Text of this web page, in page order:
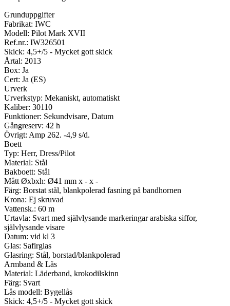
Grunduppgifter
Fabrikat: IWC
Modell: Pilot Mark XVII
Ref.nr.: IW326501
Skick: 4,5+/5 - Mycket gott skick
Årtal: 2013
Box: Ja
Cert: Ja (ES)
Urverk
Urverkstyp: Mekaniskt, automatiskt
Kaliber: 30110
Funktioner: Sekundvisare, Datum
Gångreserv: 42 h
Övrigt: Amp 262. -4,9 s/d.
Boett
Typ: Herr, Dress/Pilot
Material: Stål
Bakboett: Stål
Mått Øxbxh: Ø41 mm x - x -
Färg: Borstat stål, blankpolerad fasning på bandhornen
Krona: Ej skruvad
Vattensk.: 60 m
Urtavla: Svart med självlysande markeringar arabiska siffor,
självlysande visare
Datum: vid kl 3
Glas: Safirglas
Glasring: Stål, borstad/blankpolerad
Armband & Lås
Material: Läderband, krokodilskinn
Färg: Svart
Lås modell: Bygellås
Skick: 4,5+/5 - Mycket gott skick